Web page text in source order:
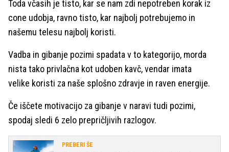
Toda včasih je tisto, kar se nam zdi nepotreben korak iz
cone udobja, ravno tisto, kar najbolj potrebujemo in
našemu telesu najbolj koristi.
Vadba in gibanje pozimi spadata v to kategorijo, morda
nista tako privlačna kot udoben kavč, vendar imata
velike koristi za naše splošno zdravje in raven energije.
Če iščete motivacijo za gibanje v naravi tudi pozimi,
spodaj sledi 6 zelo prepričljivih razlogov.
PREBERI ŠE